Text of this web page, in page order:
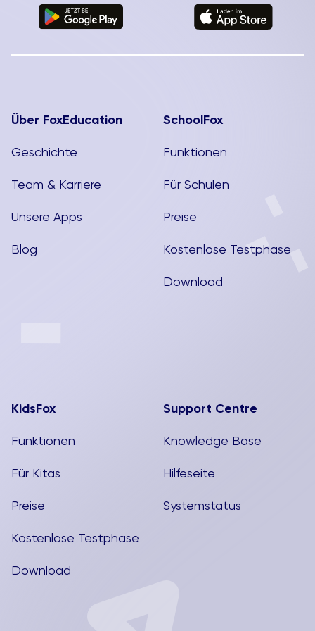
Über FoxEducation
Geschichte
Team & Karriere
Unsere Apps
Blog
SchoolFox
Funktionen
Für Schulen
Preise
Kostenlose Testphase
Download
KidsFox
Funktionen
Für Kitas
Preise
Kostenlose Testphase
Download
Support Centre
Knowledge Base
Hilfeseite
Systemstatus